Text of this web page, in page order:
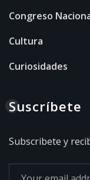
Congreso
Cultura
Curiosidades
Suscríbete
Subscribete y